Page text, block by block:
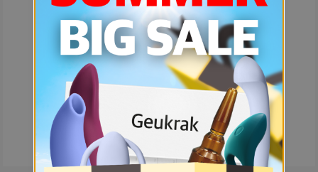
예상치 못한 에러입니다.